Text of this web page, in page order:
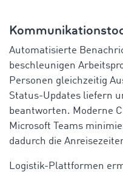
Automatisierte
beschleunigen
Personen gleichzeitig
Status-Updates liefern
beantworten. Moderne
Microsoft Teams
dadurch die
Logistik-Plattformen